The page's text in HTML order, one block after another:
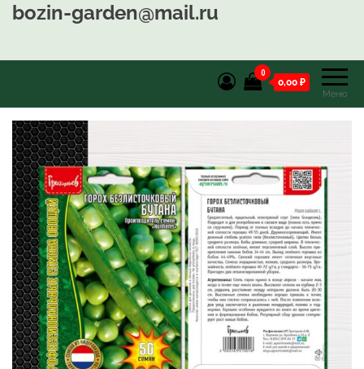
bozin-garden@mail.ru
Меню
0
0,00 ₽